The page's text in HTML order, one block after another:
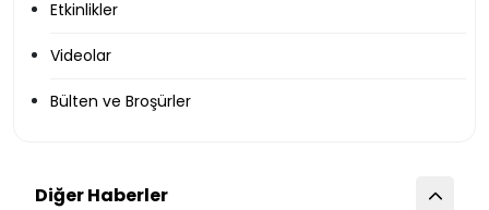
Etkinlikler
Videolar
Bülten ve Broşürler
Diğer Haberler